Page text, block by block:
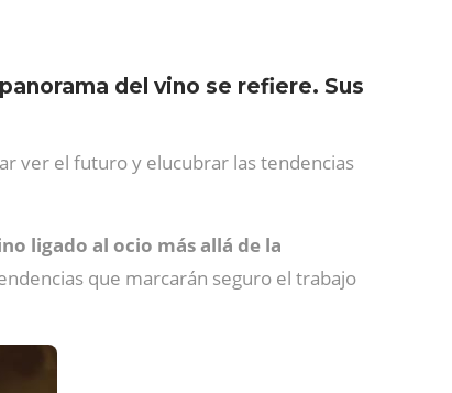
del vino se refiere. Sus
ver el futuro y elucubrar las tendencias
ligado al ocio más allá de la
que marcarán seguro el trabajo